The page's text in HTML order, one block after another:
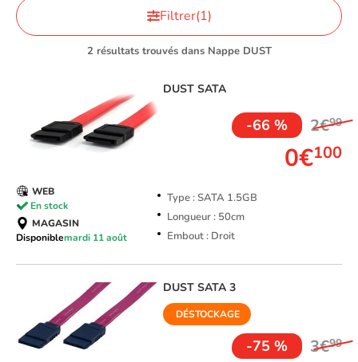
2 résultats trouvés dans Nappe DUST
Filtrer(1)
DUST SATA
-66 % 2€99
0€100
Type : SATA 1.5GB
Longueur : 50cm
Embout : Droit
WEB
En stock
MAGASIN
Disponiblemardi 11 août
DUST SATA 3
DÉSTOCKAGE
-75 % 3€99